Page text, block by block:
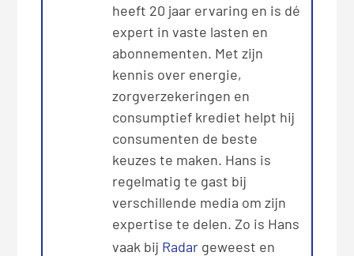
heeft 20 jaar ervaring en is dé
expert in vaste lasten en
abonnementen. Met zijn
kennis over energie,
zorgverzekeringen en
consumptief krediet helpt hij
consumenten de beste
keuzes te maken. Hans is
regelmatig te gast bij
verschillende media om zijn
expertise te delen. Zo is Hans
vaak bij Radar geweest en